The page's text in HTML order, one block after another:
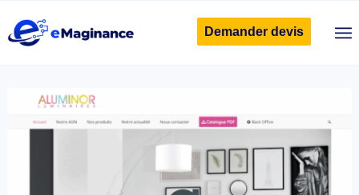
Demander devis